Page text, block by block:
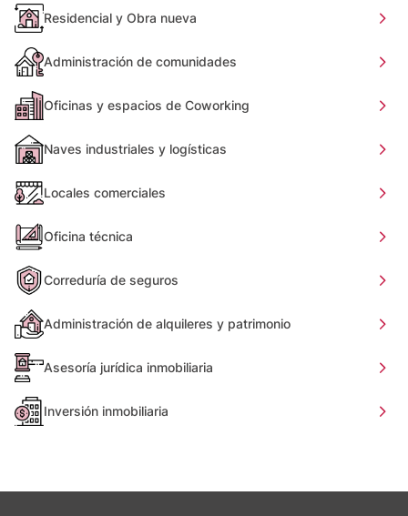
Residencial y Obra nueva
Administración de comunidades
Oficinas y espacios de Coworking
Naves industriales y logísticas
Locales comerciales
Oficina técnica
Correduría de seguros
Administración de alquileres y patrimonio
Asesoría jurídica inmobiliaria
Inversión inmobiliaria